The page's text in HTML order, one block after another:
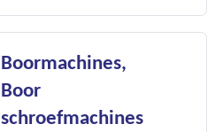
Boormachines,
Boor
schroefmachines